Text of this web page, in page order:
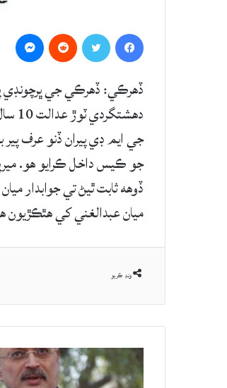
ڏهرڪي: ڏهرڪي جي ڀرچونڊي
جي ايم ڊي پيران ڏنو عرف
جو ڪيس داخل ڪرايو هو.
ميان عبدالغني کي
ونڊ ڪريو